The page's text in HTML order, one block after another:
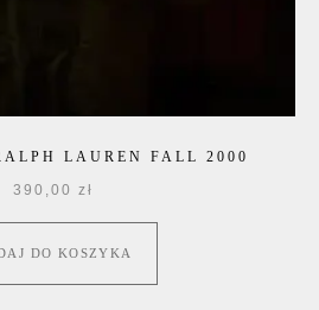
LAUREN FALL 2000
390,00 zł
DO KOSZYKA